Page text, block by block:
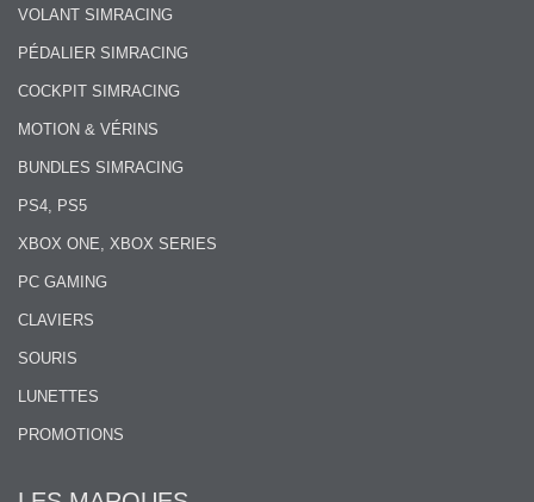
VOLANT SIMRACING
PÉDALIER SIMRACING
COCKPIT SIMRACING
MOTION & VÉRINS
BUNDLES SIMRACING
PS4, PS5
XBOX ONE, XBOX SERIES
PC GAMING
CLAVIERS
SOURIS
LUNETTES
PROMOTIONS